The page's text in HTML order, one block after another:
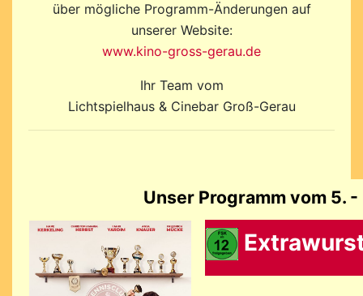
über mögliche Programm-Änderungen auf
unserer Website:
www.kino-gross-gerau.de
Ihr Team vom
Lichtspielhaus & Cinebar Groß-Gerau
Unser Programm vom 5. -